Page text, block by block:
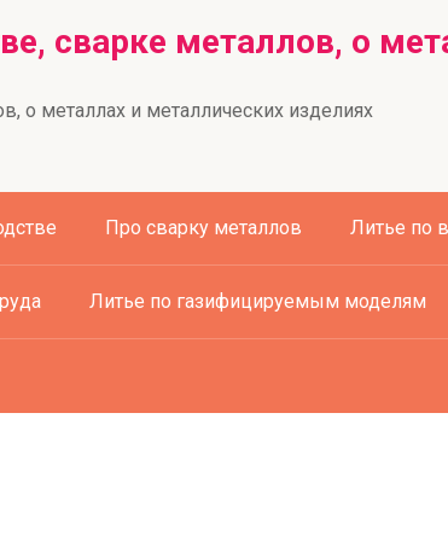
сварке металлов, о
о металлах и металлических изделиях
Про сварку металлов Литье по
Литье по газифицируемым моделям